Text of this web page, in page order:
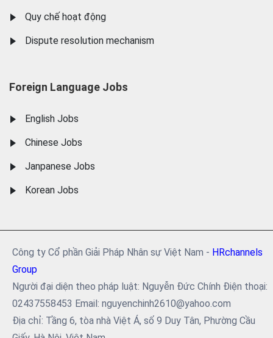
Quy chế hoạt động
Dispute resolution mechanism
Foreign Language Jobs
English Jobs
Chinese Jobs
Janpanese Jobs
Korean Jobs
Công ty Cổ phần Giải Pháp Nhân sự Việt Nam - HRchannels
Group
Người đại diện theo pháp luật: Nguyễn Đức Chính Điện thoại:
02437558453 Email: nguyenchinh2610@yahoo.com
Địa chỉ: Tầng 6, tòa nhà Việt Á, số 9 Duy Tân, Phường Cầu